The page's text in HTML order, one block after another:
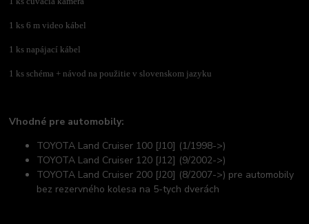
1 ks 6 m video kábel
1 ks napájací kábel
1 ks schéma + návod na použitie v slovenskom jazyku
Vhodné pre automobily:
TOYOTA Land Cruiser 100 [J10] (1/1998->)
TOYOTA Land Cruiser 120 [J12] (9/2002->)
TOYOTA Land Cruiser 200 [J20] (8/2007->) pre automobily
bez rezervného kolesa na 5-tych dverách